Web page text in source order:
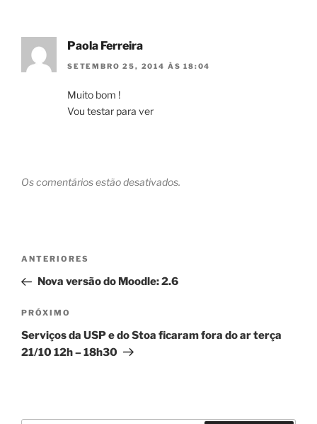
Paola Ferreira
SETEMBRO 25, 2014 ÀS 18:04
Muito bom !
Vou testar para ver
Os comentários estão desativados.
Navegação
Post
Post
anterior
ANTERIORES
Nova versão do Moodle: 2.6
Próximo
post
PRÓXIMO
Serviços da USP e do Stoa ficaram fora do ar terça
21/10 12h – 18h30